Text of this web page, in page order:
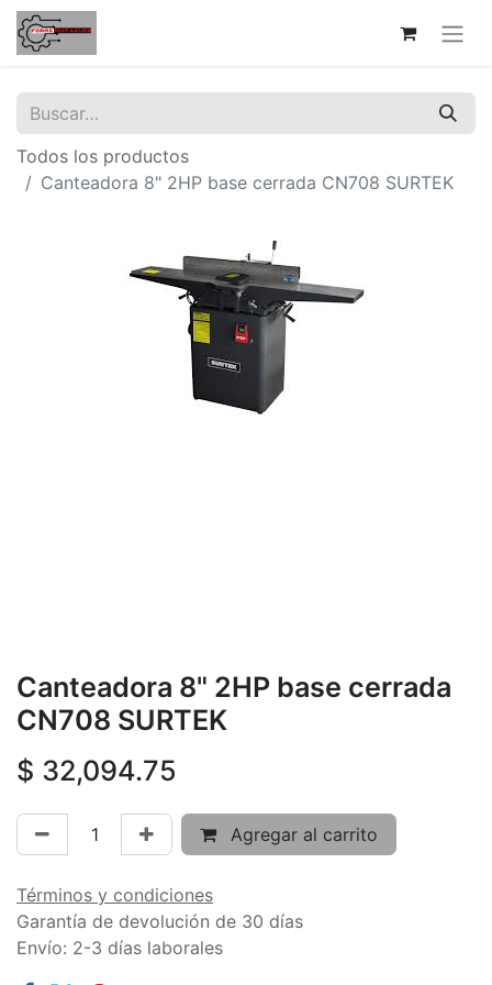
Todos los productos
Canteadora 8" 2HP base cerrada CN708 SURTEK
Canteadora 8" 2HP base cerrada
CN708 SURTEK
$ 32,094.75
Agregar al carrito
Términos y condiciones
Garantía de devolución de 30 días
Envío: 2-3 días laborales